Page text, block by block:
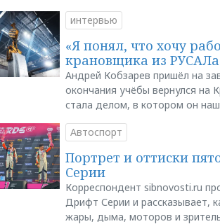
интервью
«Я понял, что хочу
крановщика из РУСАЛа
Андрей Кобзарев пришёл на
окончания учёбы вернулся на
стала делом, в котором он
Автоспорт
Портрет и оттиски
Серии
Корреспондент sibnovosti.ru
Дрифт Серии и рассказывает,
жары, дыма, моторов и